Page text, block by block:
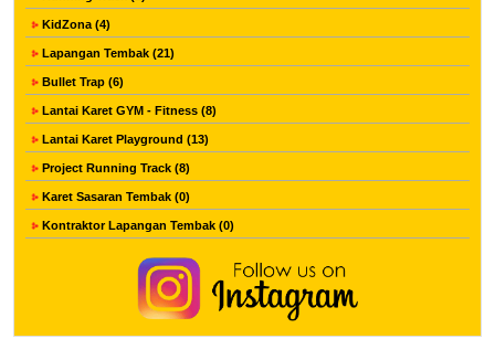
KidZona (4)
Lapangan Tembak (21)
Bullet Trap (6)
Lantai Karet GYM - Fitness (8)
Lantai Karet Playground (13)
Project Running Track (8)
Karet Sasaran Tembak (0)
Kontraktor Lapangan Tembak (0)